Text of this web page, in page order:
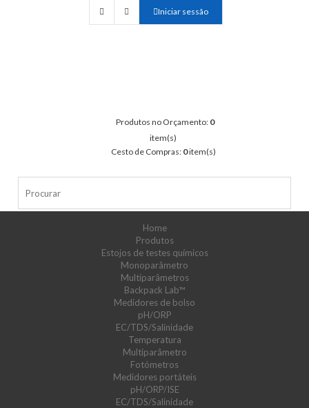
Iniciar sessão
Produtos no Orçamento: 0
item(s)
Cesto de Compras: 0item(s)
Home
Produtos
Estojos de testes químicos
Monoparâmetro
Multiparâmetros
Backpack Lab™
Medidores de bolso
pH/ORP
EC/TDS/Salinidade
Temperatura
Multiparâmetro
Fotómetros
Medidores portáteis
pH/ORP/ISE
EC/TDS/Salinidade